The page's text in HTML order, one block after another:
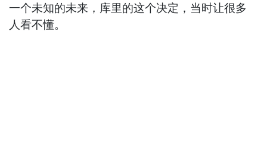
一个未知的未来，库里的这个决定，当时让很多
人看不懂。